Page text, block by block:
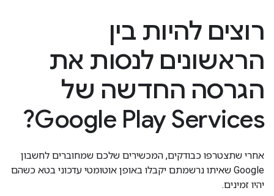
רוצים להיות בין
הראשונים לנסות את
הגרסה החדשה של
Google Play Services?
אחרי שתצטרפו כבודקים, המכשירים שלכם שמחוברים לחשבון
Google שאיתו נרשמתם יקבלו באופן אוטומטי עדכוני בטא כשהם
יהיו זמינים.